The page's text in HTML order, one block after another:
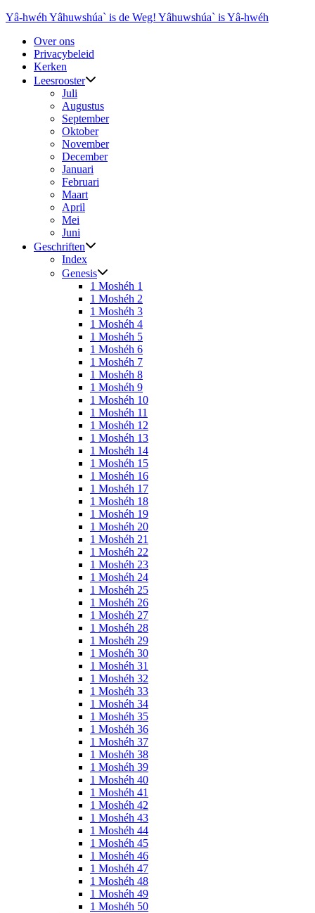
Ga
inhoud
Yâ-hwéh Yâhuwshúa` is de Weg! Yâhuwshúa` is Yâ-hwéh
Over ons
Privacybeleid
Kerken
Leesrooster
Juli
Augustus
September
Oktober
November
December
Januari
Februari
Maart
April
Mei
Juni
Geschriften
Index
Genesis
1 Moshéh 1
1 Moshéh 2
1 Moshéh 3
1 Moshéh 4
1 Moshéh 5
1 Moshéh 6
1 Moshéh 7
1 Moshéh 8
1 Moshéh 9
1 Moshéh 10
1 Moshéh 11
1 Moshéh 12
1 Moshéh 13
1 Moshéh 14
1 Moshéh 15
1 Moshéh 16
1 Moshéh 17
1 Moshéh 18
1 Moshéh 19
1 Moshéh 20
1 Moshéh 21
1 Moshéh 22
1 Moshéh 23
1 Moshéh 24
1 Moshéh 25
1 Moshéh 26
1 Moshéh 27
1 Moshéh 28
1 Moshéh 29
1 Moshéh 30
1 Moshéh 31
1 Moshéh 32
1 Moshéh 33
1 Moshéh 34
1 Moshéh 35
1 Moshéh 36
1 Moshéh 37
1 Moshéh 38
1 Moshéh 39
1 Moshéh 40
1 Moshéh 41
1 Moshéh 42
1 Moshéh 43
1 Moshéh 44
1 Moshéh 45
1 Moshéh 46
1 Moshéh 47
1 Moshéh 48
1 Moshéh 49
1 Moshéh 50